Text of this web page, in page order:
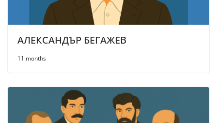
АЛЕКСАНДЪР БЕГАЖЕВ
11 months